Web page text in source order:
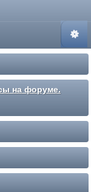
на форуме.